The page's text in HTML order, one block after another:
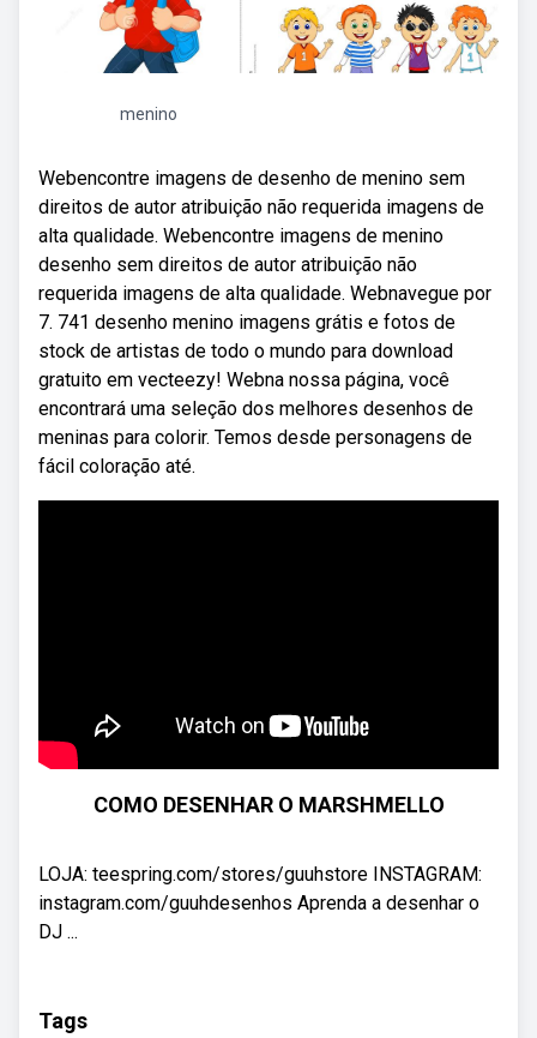
menino
Webencontre imagens de desenho de menino sem
direitos de autor atribuição não requerida imagens de
alta qualidade. Webencontre imagens de menino
desenho sem direitos de autor atribuição não
requerida imagens de alta qualidade. Webnavegue por
7. 741 desenho menino imagens grátis e fotos de
stock de artistas de todo o mundo para download
gratuito em vecteezy! Webna nossa página, você
encontrará uma seleção dos melhores desenhos de
meninas para colorir. Temos desde personagens de
fácil coloração até.
COMO DESENHAR O MARSHMELLO
LOJA: teespring.com/stores/guuhstore INSTAGRAM:
instagram.com/guuhdesenhos Aprenda a desenhar o
DJ ...
Tags